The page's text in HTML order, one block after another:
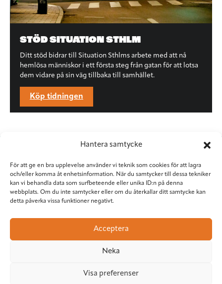
Hantera samtycke
För att ge en bra upplevelse använder vi teknik som cookies för att lagra
och/eller komma åt enhetsinformation. När du samtycker till dessa tekniker
kan vi behandla data som surfbeteende eller unika ID:n på denna
webbplats. Om du inte samtycker eller om du återkallar ditt samtycke kan
detta påverka vissa funktioner negativt.
Acceptera
Neka
Visa preferenser
STÖD SITUATION STHLM
Ditt stöd bidrar till Situation Sthlms arbete med att nå
hemlösa människor i ett första steg från gatan för att lotsa
dem vidare på sin väg tillbaka till samhället.
Köp tidningen
Situation Sthlm
Torkel Knutssongatan 37
118 49 Stockholm
red@situationsthlm.se
Följ Situation Sthlm